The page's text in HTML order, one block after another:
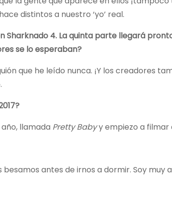
distintos a nuestro ‘yo’ real.
Sharknado 4. La quinta parte llegará
se lo esperaban?
que he leído nunca. ¡Y los creadores
llamada Pretty Babyy empiezo a filmar
besamos antes de irnos a dormir. Soy